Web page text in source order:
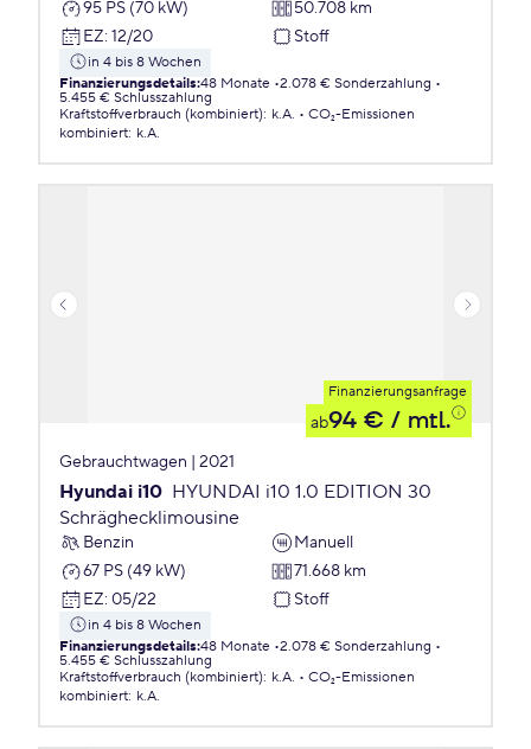
95 PS (70 kW)
50.708 km
EZ: 12/20 Stoff
in 4 bis 8 Wochen
Finanzierungsdetails:48 Monate 2.078 € Sonderzahlung
5.455 € Schlusszahlung
Kraftstoffverbrauch (kombiniert): k.A.
CO₂-Emissionen
kombiniert: k.A.
Finanzierungsanfrage
ab94 € / mtl.
Gebrauchtwagen | 2021
Hyundai i10 HYUNDAI i10 1.0 EDITION 30
Schräghecklimousine
Benzin
Manuell
67 PS (49 kW)
71.668 km
EZ: 05/22 Stoff
in 4 bis 8 Wochen
Finanzierungsdetails:48 Monate 2.078 € Sonderzahlung
5.455 € Schlusszahlung
Kraftstoffverbrauch (kombiniert): k.A.
CO₂-Emissionen
kombiniert: k.A.